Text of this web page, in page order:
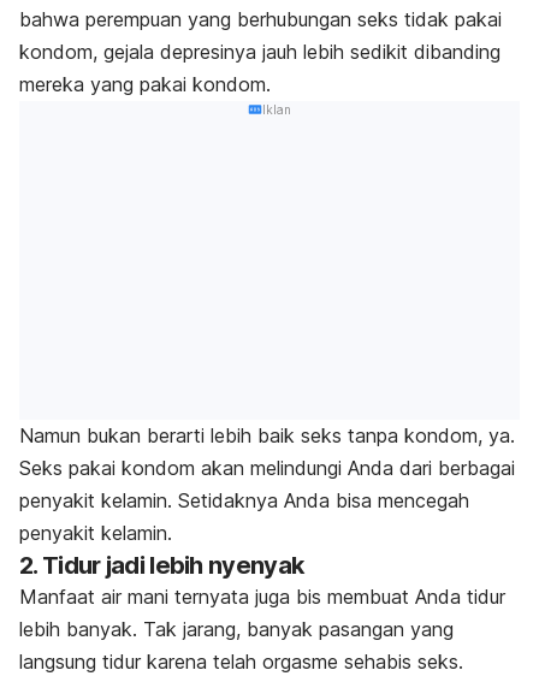
bahwa perempuan yang berhubungan seks tidak pakai
kondom, gejala depresinya jauh lebih sedikit dibanding
mereka yang pakai kondom.
Iklan
Namun bukan berarti lebih baik seks tanpa kondom, ya.
Seks pakai kondom akan melindungi Anda dari berbagai
penyakit kelamin. Setidaknya Anda bisa mencegah
penyakit kelamin.
2. Tidur jadi lebih nyenyak
Manfaat air mani ternyata juga bis membuat Anda tidur
lebih banyak. Tak jarang, banyak pasangan yang
langsung tidur karena telah orgasme sehabis seks.